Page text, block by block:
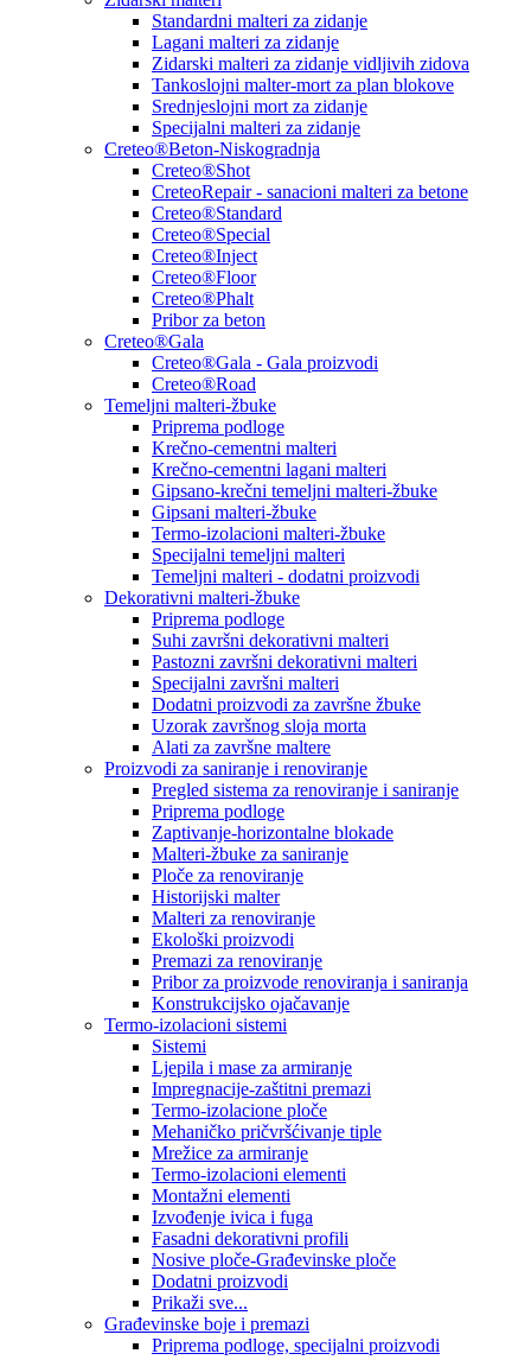
Standardni malteri za zidanje
Lagani malteri za zidanje
Zidarski malteri za zidanje vidljivih zidova
Tankoslojni malter-mort za plan blokove
Srednjeslojni mort za zidanje
Specijalni malteri za zidanje
Creteo®Beton-Niskogradnja
Creteo®Shot
CreteoRepair - sanacioni malteri za betone
Creteo®Standard
Creteo®Special
Creteo®Inject
Creteo®Floor
Creteo®Phalt
Pribor za beton
Creteo®Gala
Creteo®Gala - Gala proizvodi
Creteo®Road
Temeljni malteri-žbuke
Priprema podloge
Krečno-cementni malteri
Krečno-cementni lagani malteri
Gipsano-krečni temeljni malteri-žbuke
Gipsani malteri-žbuke
Termo-izolacioni malteri-žbuke
Specijalni temeljni malteri
Temeljni malteri - dodatni proizvodi
Dekorativni malteri-žbuke
Priprema podloge
Suhi završni dekorativni malteri
Pastozni završni dekorativni malteri
Specijalni završni malteri
Dodatni proizvodi za završne žbuke
Uzorak završnog sloja morta
Alati za završne maltere
Proizvodi za saniranje i renoviranje
Pregled sistema za renoviranje i saniranje
Priprema podloge
Zaptivanje-horizontalne blokade
Malteri-žbuke za saniranje
Ploče za renoviranje
Historijski malter
Malteri za renoviranje
Ekološki proizvodi
Premazi za renoviranje
Pribor za proizvode renoviranja i saniranja
Konstrukcijsko ojačavanje
Termo-izolacioni sistemi
Sistemi
Ljepila i mase za armiranje
Impregnacije-zaštitni premazi
Termo-izolacione ploče
Mehaničko pričvršćivanje tiple
Mrežice za armiranje
Termo-izolacioni elementi
Montažni elementi
Izvođenje ivica i fuga
Fasadni dekorativni profili
Nosive ploče-Građevinske ploče
Dodatni proizvodi
Prikaži sve...
Građevinske boje i premazi
Priprema podloge, specijalni proizvodi